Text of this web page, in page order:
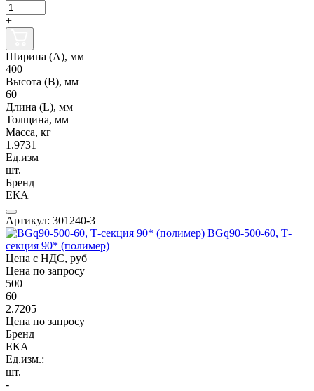
+
Ширина (А), мм
400
Высота (В), мм
60
Длина (L), мм
Толщина, мм
Масса, кг
1.9731
Ед.изм
шт.
Бренд
ЕКА
Артикул: 301240-3
BGq90-500-60, Т-
секция 90* (полимер)
Цена с НДС, руб
Цена по запросу
500
60
2.7205
Цена по запросу
Бренд
ЕКА
Ед.изм.:
шт.
-